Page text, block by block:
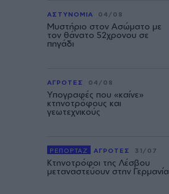
ΑΣΤΥΝΟΜΙΑ 04/08
Μυστήριο στον Ασώματο με
τον θάνατο 52χρονου σε
πηγάδι
ΑΓΡΟΤΕΣ 04/08
Υπογραφές που «καίνε»
κτηνοτρόφους και
γεωτεχνικούς
ΡΕΠΟΡΤΑΖ ΑΓΡΟΤΕΣ 31/07
Κτηνοτρόφοι της Λέσβου
μεταναστεύουν στην Γερμανία